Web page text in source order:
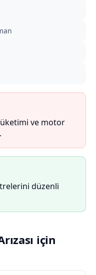
ve motor
düzenli
için